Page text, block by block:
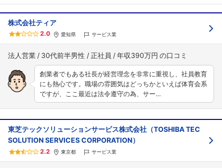
株式会社ティア
2.0 愛知県 サービス業
法人営業 30代前半男性 正社員 年収390万円
創業者でもある社長が経営理念を非常に重視し、社員教育
にも熱心です。職場の雰囲気はどっちかといえば体育会系
ですが、ここ最近は法令遵守の為、サー…
東芝テックソリューションサービス株式会社（TOSHIBA TEC
SOLUTION SERVICES CORPORATION）
2.2 東京都 サービス業